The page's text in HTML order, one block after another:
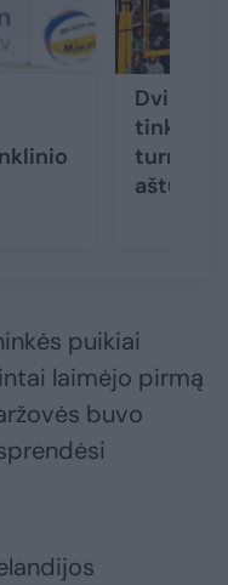
Dvi
tinklinio
turnyro
puikiai
laimėjo pirmą
buvo